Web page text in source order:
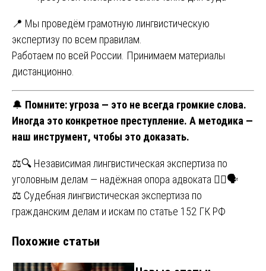
📍 Мы проведём грамотную лингвистическую
экспертизу по всем правилам.
Работаем по всей России. Принимаем материалы
дистанционно.
🔔 Помните: угроза — это не всегда громкие слова.
Иногда это конкретное преступление. А методика —
наш инструмент, чтобы это доказать.
Навигация
по
записям
⚖️🔍 Независимая лингвистическая экспертиза по
уголовным делам — надёжная опора адвоката 🕵️‍♀️🗣️
⚖️ Судебная лингвистическая экспертиза по
гражданским делам и искам по статье 152 ГК РФ
Похожие статьи